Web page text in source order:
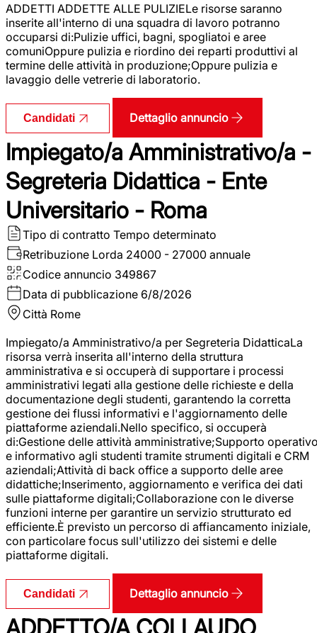
ADDETTI ADDETTE ALLE PULIZIELe risorse saranno
inserite all'interno di una squadra di lavoro potranno
occuparsi di:Pulizie uffici, bagni, spogliatoi e aree
comuniOppure pulizia e riordino dei reparti produttivi al
termine delle attività in produzione;Oppure pulizia e
lavaggio delle vetrerie di laboratorio.
Candidati Dettaglio annuncio
Impiegato/a Amministrativo/a -
Segreteria Didattica - Ente
Universitario - Roma
Tipo di contratto Tempo determinato
Retribuzione Lorda 24000 - 27000 annuale
Codice annuncio 349867
Data di pubblicazione 6/8/2026
Città Rome
Impiegato/a Amministrativo/a per Segreteria DidatticaLa
risorsa verrà inserita all'interno della struttura
amministrativa e si occuperà di supportare i processi
amministrativi legati alla gestione delle richieste e della
documentazione degli studenti, garantendo la corretta
gestione dei flussi informativi e l'aggiornamento delle
piattaforme aziendali.Nello specifico, si occuperà
di:Gestione delle attività amministrative;Supporto
e informativo agli studenti tramite strumenti digitali e CRM
aziendali;Attività di back office a supporto delle aree
didattiche;Inserimento, aggiornamento e verifica dei dati
sulle piattaforme digitali;Collaborazione con le diverse
funzioni interne per garantire un servizio strutturato ed
efficiente.È previsto un percorso di affiancamento iniziale,
con particolare focus sull'utilizzo dei sistemi e delle
piattaforme digitali.
Candidati Dettaglio annuncio
ADDETTO/A COLLAUDO